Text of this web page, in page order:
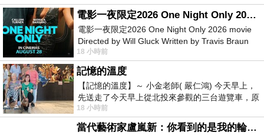
電影一夜限定2026 One Night Only 2026 movie
電影一夜限定2026 One Night Only 2026 movie
Directed by Will Gluck Written by Travis Braun
Starring Monica Barbaro
18 小時前
記憶的溫度
【記憶的溫度】～ 小金老師( 嚴仁鴻) 今天早上，
先送走了今天早上從北投來參觀的三台遊覽車，原
以為展場已經差不多要安靜下來，卻發
18 小時前
當代藝術家盧嵐新：你看到的是我的輪廓，還是你的故事？——藏在藍色裡的希望與光